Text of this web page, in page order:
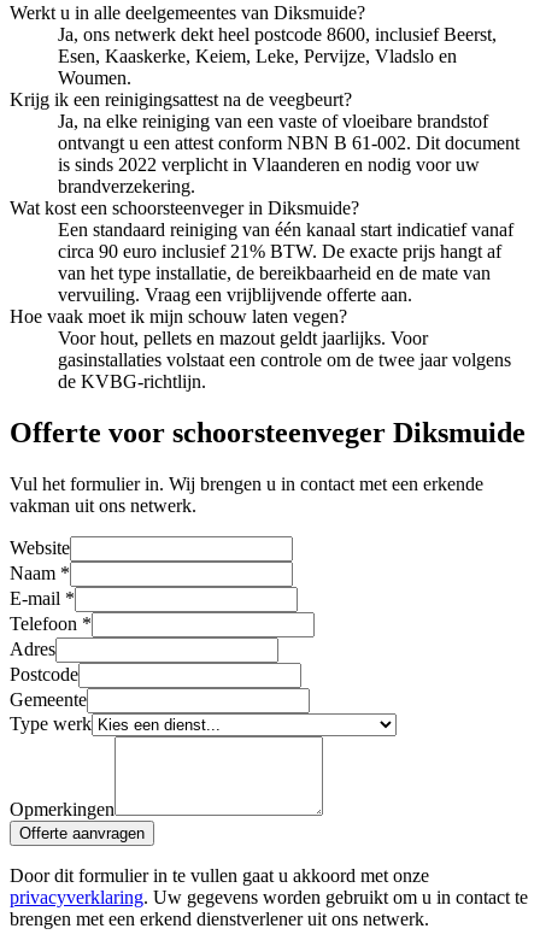
Werkt u in alle deelgemeentes van Diksmuide?
Ja, ons netwerk dekt heel postcode 8600, inclusief Beerst,
Esen, Kaaskerke, Keiem, Leke, Pervijze, Vladslo en
Woumen.
Krijg ik een reinigingsattest na de veegbeurt?
Ja, na elke reiniging van een vaste of vloeibare brandstof
ontvangt u een attest conform NBN B 61-002. Dit document
is sinds 2022 verplicht in Vlaanderen en nodig voor uw
brandverzekering.
Wat kost een schoorsteenveger in Diksmuide?
Een standaard reiniging van één kanaal start indicatief vanaf
circa 90 euro inclusief 21% BTW. De exacte prijs hangt af
van het type installatie, de bereikbaarheid en de mate van
vervuiling. Vraag een vrijblijvende offerte aan.
Hoe vaak moet ik mijn schouw laten vegen?
Voor hout, pellets en mazout geldt jaarlijks. Voor
gasinstallaties volstaat een controle om de twee jaar volgens
de KVBG-richtlijn.
Offerte voor schoorsteenveger Diksmuide
Vul het formulier in. Wij brengen u in contact met een erkende
vakman uit ons netwerk.
Website
Naam *
E-mail *
Telefoon *
Adres
Postcode
Gemeente
Type werk
Opmerkingen
Offerte aanvragen
Door dit formulier in te vullen gaat u akkoord met onze
privacyverklaring. Uw gegevens worden gebruikt om u in contact te
brengen met een erkend dienstverlener uit ons netwerk.